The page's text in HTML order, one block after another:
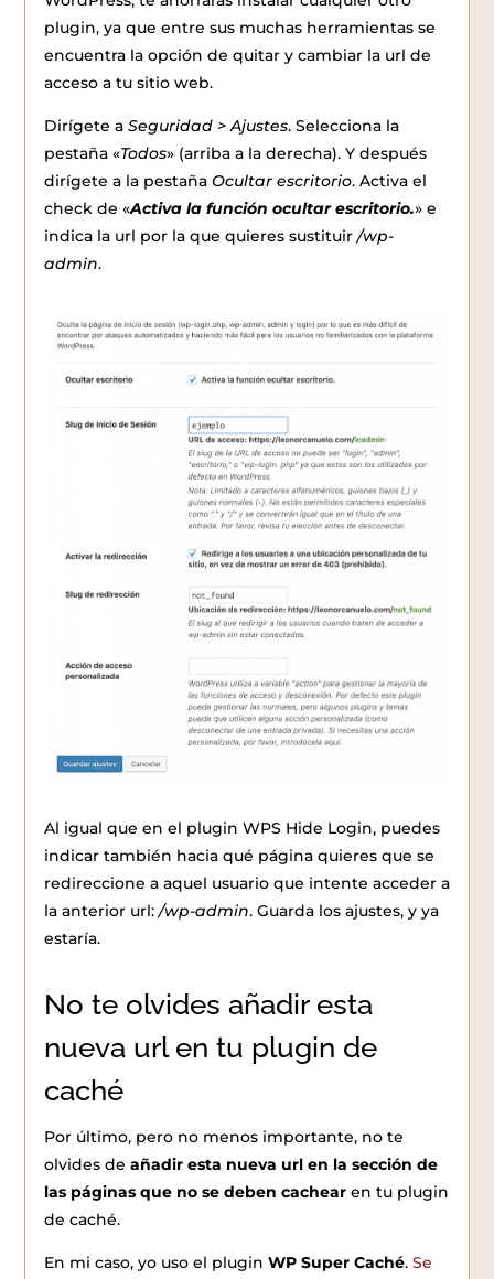
plugin, ya que entre sus muchas herramientas se
encuentra la opción de quitar y cambiar la url de
acceso a tu sitio web.
Dirígete a Seguridad > Ajustes. Selecciona la
pestaña «Todos» (arriba a la derecha). Y después
dirígete a la pestaña Ocultar escritorio. Activa el
check de «Activa la función ocultar escritorio.» e
indica la url por la que quieres sustituir/wp-
admin.
Al igual que en el plugin WPS Hide Login, puedes
indicar también hacia qué página quieres que se
redireccione a aquel usuario que intente acceder a
la anterior url:/wp-admin. Guarda los ajustes, y ya
estaría.
No te olvides añadir esta
nueva url en tu plugin de
caché
Por último, pero no menos importante, no te
olvides de añadir esta nueva url en la sección de
las páginas que no se deben cachearen tu plugin
de caché.
En mi caso, yo uso el plugin WP Super Caché. Se